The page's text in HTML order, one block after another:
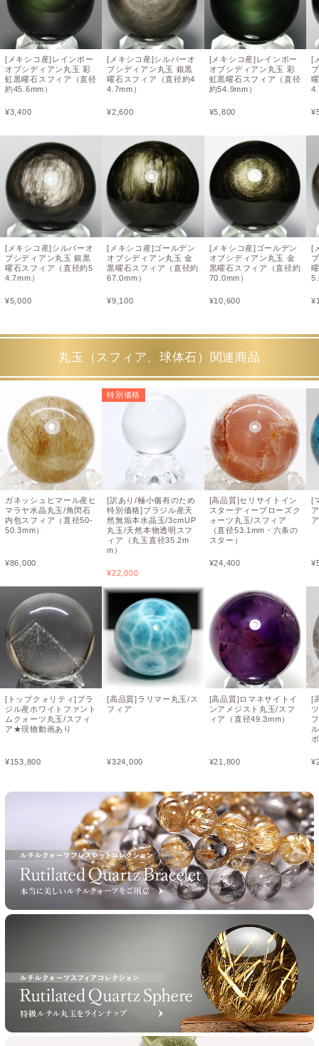
[メキシコ産]レインボー
オブシディアン丸玉 彩
虹黒曜石スフィア（直径
約45.6mm）
¥3,400
[メキシコ産]シルバーオ
ブシディアン丸玉 銀黒
曜石スフィア（直径約5
4.7mm）
¥5,000
[メキシコ産]シルバーオ
ブシディアン丸玉 銀黒
曜石スフィア（直径約4
4.7mm）
¥2,600
[メキシコ産]ゴールデン
オブシディアン丸玉 金
黒曜石スフィア（直径約
67.0mm）
¥9,100
[メキシコ産]レインボー
オブシディアン丸玉 彩
虹黒曜石スフィア（直径
約54.9mm）
¥5,800
[メキシコ産]ゴールデン
オブシディアン丸玉 金
黒曜石スフィア（直径約
70.0mm）
¥10,600
[
¥
[
¥
丸玉（スフィア、球体石）関連商品
ガネッシュヒマール産ヒ
マラヤ水晶丸玉/角閃石
内包スフィア（直径50-
50.3mm）
¥86,000
[トップクォリティ]ブラ
ジル産ホワイトファント
ムクォーツ丸玉/スフィ
ア★現物動画あり
¥153,800
特別価格
[訳あり/極小傷有のため
特別価格]ブラジル産天
然無垢本水晶玉/3cmUP
丸玉/天然本物透明スフ
ィア（丸玉直径35.2m
m）
¥22,000
[高品質]ラリマー丸玉/ス
フィア
¥324,000
[高品質]セリサイトイン
スターディープローズク
ォーツ丸玉/スフィア
（直径53.1mm・六条の
スター）
¥24,400
[高品質]ロマネサイトイ
ンアメジスト丸玉/スフ
ィア（直径49.3mm）
¥21,800
[
¥
[
¥